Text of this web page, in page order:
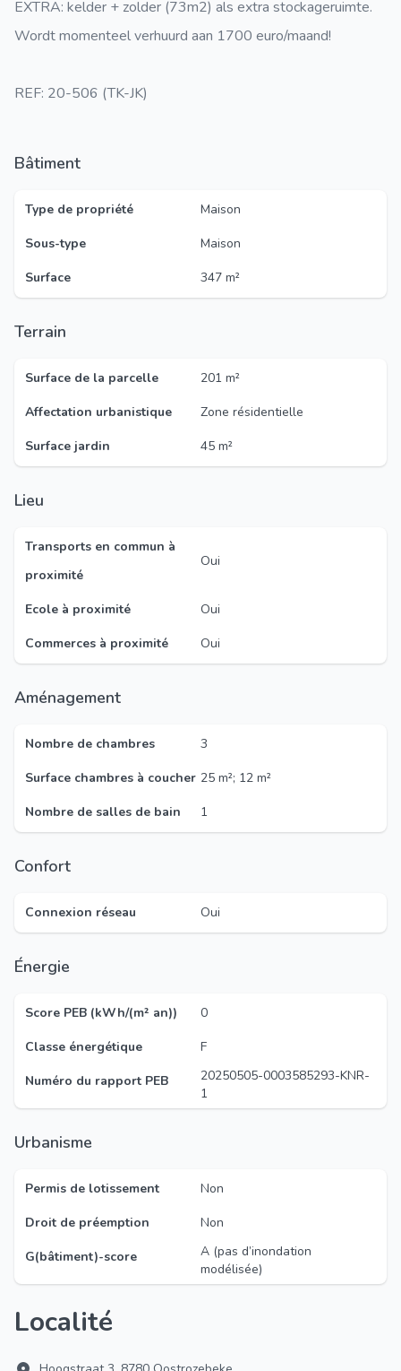
EXTRA: kelder + zolder (73m2) als extra stockageruimte.
Wordt momenteel verhuurd aan 1700 euro/maand!
REF: 20-506 (TK-JK)
Bâtiment
Type de propriété
Maison
Sous-type
Maison
Surface
347 m²
Terrain
Surface de la parcelle
201 m²
Affectation urbanistique
Zone résidentielle
Surface jardin
45 m²
Lieu
Transports en commun à
proximité
Oui
Ecole à proximité
Oui
Commerces à proximité
Oui
Aménagement
Nombre de chambres
3
Surface chambres à coucher 25 m²; 12 m²
Nombre de salles de bain
1
Confort
Connexion réseau Oui
Énergie
Score PEB (kWh/(m² an))
0
Classe énergétique
F
Numéro du rapport PEB
20250505-0003585293-KNR-
1
Urbanisme
Permis de lotissement
Non
Droit de préemption
Non
G(bâtiment)-score
A (pas d’inondation
modélisée)
Localité